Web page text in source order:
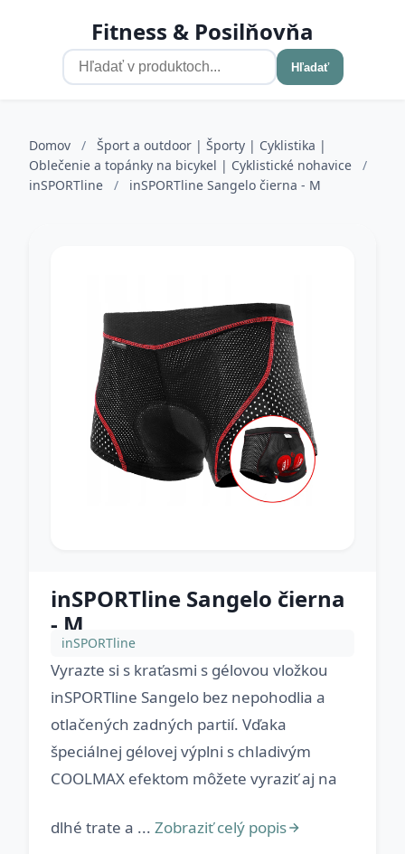
Fitness & Posilňovňa
Hľadať
Domov /
Šport a outdoor | Športy | Cyklistika |
Oblečenie a topánky na bicykel | Cyklistické nohavice
/
inSPORTline
/ inSPORTline Sangelo čierna - M
inSPORTline Sangelo čierna
- M
inSPORTline
Vyrazte si s kraťasmi s gélovou vložkou
inSPORTline Sangelo bez nepohodlia a
otlačených zadných partií. Vďaka
špeciálnej gélovej výplni s chladivým
COOLMAX efektom môžete vyraziť aj na
dlhé trate a ... Zobraziť celý popis